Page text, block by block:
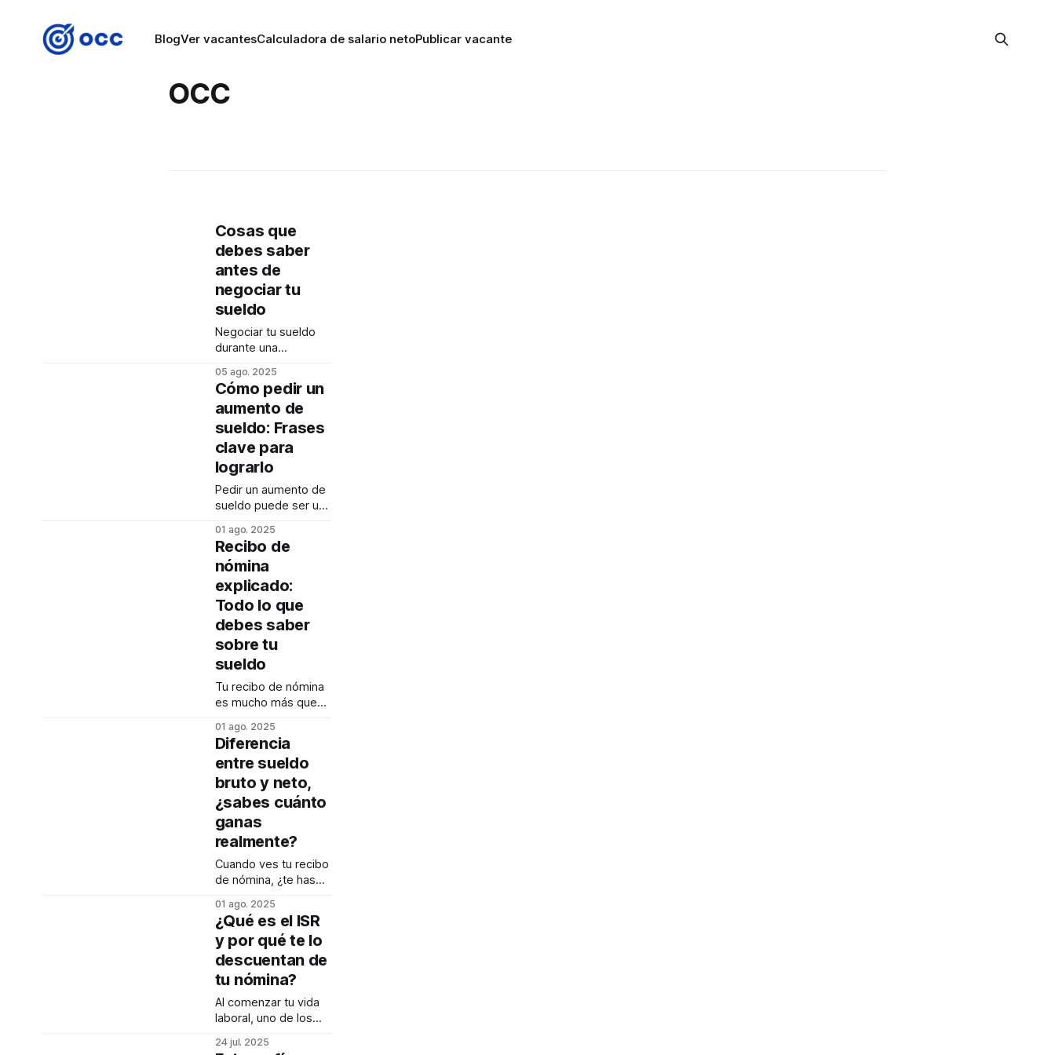
BlogVer vacantesCalculadora de salario netoPublicar vacante
OCC
Cosas que
debes saber
antes de
negociar tu
sueldo
Negociar tu sueldo
durante una
plática con un
superior de la
empresa puede ser
uno de los
momentos más
tensos por los que
puedes pasar, pero
una buena
preparación y un
hacer toda la
diferencia. Aquí te
compartimos algunos
pasos clave para que
05 ago. 2025
Cómo pedir un
aumento de
sueldo: Frases
clave para
lograrlo
Pedir un aumento de
sueldo puede ser un
palabras correctas y
la actitud adecuada,
puedes mejorar tus
probabilidades de
éxito. Aquí te
dejamos algunas
frases útiles para que
uses durante esta
conversación: Inicia
importante comenzar
la conversación
destacando tus
logros y cómo
01 ago. 2025
Recibo de
nómina
explicado:
Todo lo que
debes saber
sobre tu
sueldo
Tu recibo de nómina
es mucho más que
digital que te llega
cada quincena. Es el
desglose de cuánto
ganas realmente y,
sobre todo, cuánto te
descuentan. ¡No lo
subestimes! Aquí te
contamos lo esencial
para que entiendas
mejor cada parte.
¿Qué información
encuentras en
01 ago. 2025
Diferencia
entre sueldo
bruto y neto,
¿sabes cuánto
ganas
realmente?
Cuando ves tu recibo
de nómina, ¿te has
el monto que recibes
es menor que lo que
te habían ofrecido?
Es porque existe una
gran diferencia entre
sueldo bruto y neto.
Descubre cuál es.
Sueldo Bruto: Lo que
“te ofrecen” El sueldo
01 ago. 2025
¿Qué es el ISR
y por qué te lo
descuentan de
tu nómina?
Al comenzar tu vida
laboral, uno de los
esperados es recibir
24 jul. 2025